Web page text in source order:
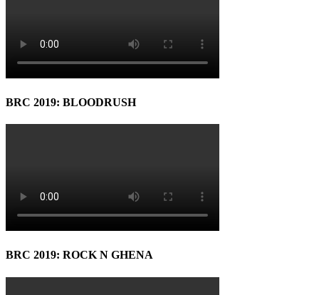
BRC 2019: BLOODRUSH
BRC 2019: ROCK N GHENA